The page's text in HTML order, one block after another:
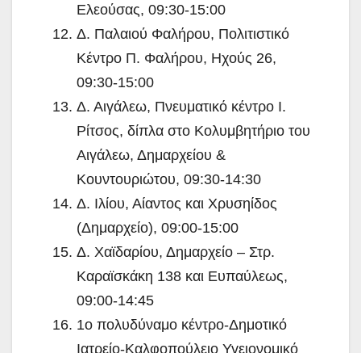
Ελεούσας, 09:30-15:00
Δ. Παλαιού Φαλήρου, Πολιτιστικό
Κέντρο Π. Φαλήρου, Ηχούς 26,
09:30-15:00
Δ. Αιγάλεω, Πνευματικό κέντρο Ι.
Ρίτσος, δίπλα στο Κολυμβητήριο του
Αιγάλεω, Δημαρχείου &
Κουντουριώτου, 09:30-14:30
Δ. Ιλίου, Αίαντος και Χρυσηίδος
(Δημαρχείο), 09:00-15:00
Δ. Χαϊδαρίου, Δημαρχείο – Στρ.
Καραϊσκάκη 138 και Ευπαύλεως,
09:00-14:45
1ο πολυδύναμο κέντρο-Δημοτικό
Ιατρείο-Καλφοπούλειο Υγειονομικό